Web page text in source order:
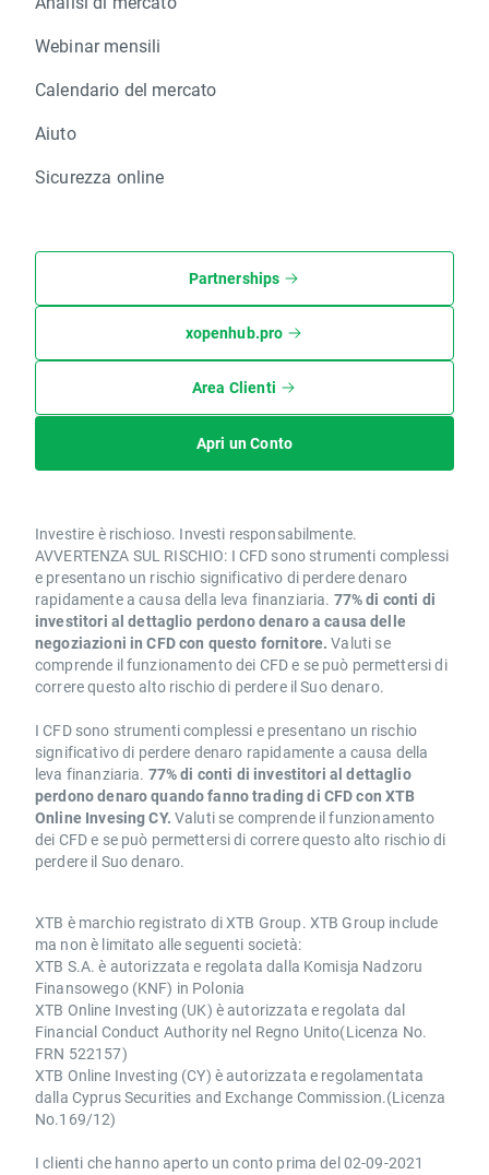
Webinar mensili
Calendario del mercato
Aiuto
Sicurezza online
Partnerships
xopenhub.pro
Area Clienti
Apri un Conto
Investire è rischioso. Investi responsabilmente.
AVVERTENZA SUL RISCHIO: I CFD sono strumenti complessi
e presentano un rischio significativo di perdere denaro
rapidamente a causa della leva finanziaria. 77% di conti di
investitori al dettaglio perdono denaro a causa delle
negoziazioni in CFD con questo fornitore. Valuti se
comprende il funzionamento dei CFD e se può permettersi di
correre questo alto rischio di perdere il Suo denaro.
I CFD sono strumenti complessi e presentano un rischio
significativo di perdere denaro rapidamente a causa della
leva finanziaria. 77% di conti di investitori al dettaglio
perdono denaro quando fanno trading di CFD con XTB
Online Invesing CY. Valuti se comprende il funzionamento
dei CFD e se può permettersi di correre questo alto rischio di
perdere il Suo denaro.
XTB è marchio registrato di XTB Group. XTB Group include
ma non è limitato alle seguenti società:
XTB S.A. è autorizzata e regolata dalla Komisja Nadzoru
Finansowego (KNF) in Polonia
XTB Online Investing (UK) è autorizzata e regolata dal
Financial Conduct Authority nel Regno Unito(Licenza No.
FRN 522157)
XTB Online Investing (CY) è autorizzata e regolamentata
dalla Cyprus Securities and Exchange Commission.(Licenza
No.169/12)
I clienti che hanno aperto un conto prima del 02-09-2021